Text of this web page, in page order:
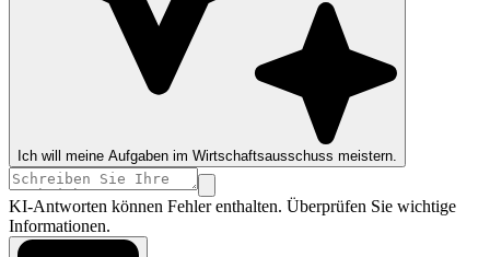
Ich will meine Aufgaben im Wirtschaftsausschuss meistern.
KI-Antworten können Fehler enthalten. Überprüfen Sie wichtige
Informationen.